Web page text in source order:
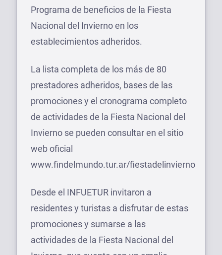
Programa de beneficios de la Fiesta
Nacional del Invierno en los
establecimientos adheridos.
La lista completa de los más de 80
prestadores adheridos, bases de las
promociones y el cronograma completo
de actividades de la Fiesta Nacional del
Invierno se pueden consultar en el sitio
web oficial
www.findelmundo.tur.ar/fiestadelinvierno
Desde el INFUETUR invitaron a
residentes y turistas a disfrutar de estas
promociones y sumarse a las
actividades de la Fiesta Nacional del